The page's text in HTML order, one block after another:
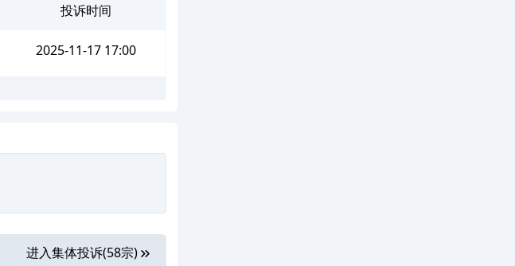
投诉时间
2025-11-17 17:00
进入集体投诉(58宗)